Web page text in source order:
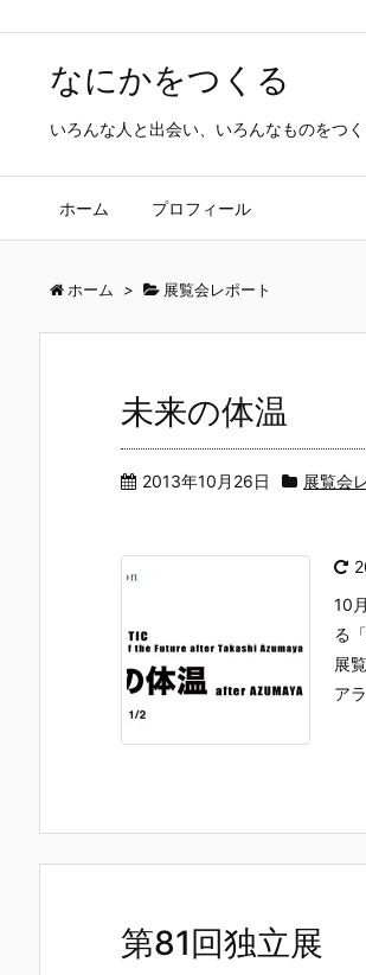
なにかをつくる
いろんな人と出会い、いろんなものをつ
ホーム プロフィール
ホーム > 展覧会レポート
未来の体温
2013年10月26日 展覧会
10
る
展
ア
第81回独立展